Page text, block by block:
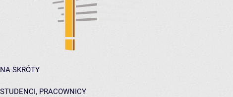
NA SKRÓTY
STUDENCI, PRACOWNICY